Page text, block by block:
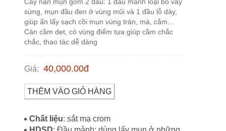
sừng, mụn đầu đen ở vùng mũi và 1 đầu lỗ dày,
giúp ấn lấy sạch cồi mụn vùng trán, má, cằm…
Cán cầm dẹt, có vùng điểm tựa giúp cầm chắc
chắc, thao tác dễ dàng
Giá: 40,000.00đ
THÊM VÀO GIỎ HÀNG
Chất liệu: sắt mạ crom